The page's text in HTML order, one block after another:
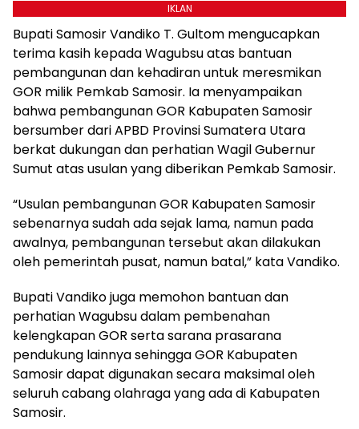
IKLAN
Bupati Samosir Vandiko T. Gultom mengucapkan
terima kasih kepada Wagubsu atas bantuan
pembangunan dan kehadiran untuk meresmikan
GOR milik Pemkab Samosir. Ia menyampaikan
bahwa pembangunan GOR Kabupaten Samosir
bersumber dari APBD Provinsi Sumatera Utara
berkat dukungan dan perhatian Wagil Gubernur
Sumut atas usulan yang diberikan Pemkab Samosir.
“Usulan pembangunan GOR Kabupaten Samosir
sebenarnya sudah ada sejak lama, namun pada
awalnya, pembangunan tersebut akan dilakukan
oleh pemerintah pusat, namun batal,” kata Vandiko.
Bupati Vandiko juga memohon bantuan dan
perhatian Wagubsu dalam pembenahan
kelengkapan GOR serta sarana prasarana
pendukung lainnya sehingga GOR Kabupaten
Samosir dapat digunakan secara maksimal oleh
seluruh cabang olahraga yang ada di Kabupaten
Samosir.